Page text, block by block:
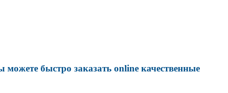
быстро заказать online качественные